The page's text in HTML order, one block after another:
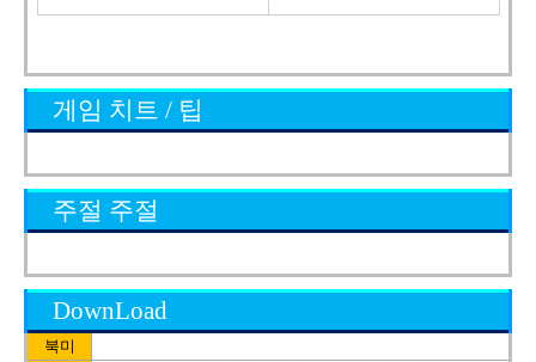
게임 치트 / 팁
주절 주절
DownLoad
북미